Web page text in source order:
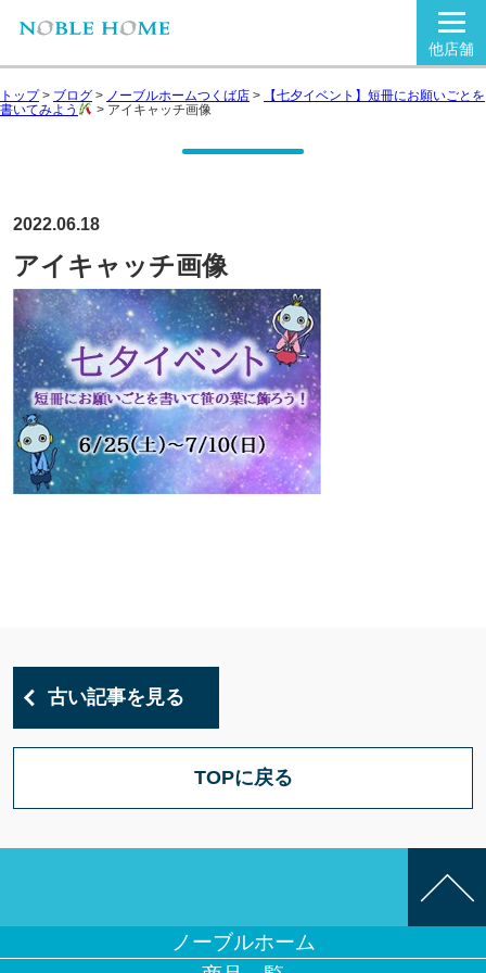
他店舗
トップ> ブログ > ノーブルホームつくば店 >
【七夕イベント】短冊にお願いごとを
書いてみよう
> アイキャッチ画像
2022.06.18
アイキャッチ画像
古い記事を見る
TOPに戻る
ノーブルホーム